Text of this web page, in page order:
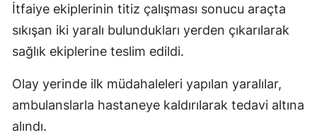
İtfaiye ekiplerinin titiz çalışması sonucu araçta
sıkışan iki yaralı bulundukları yerden çıkarılarak
sağlık ekiplerine teslim edildi.
Olay yerinde ilk müdahaleleri yapılan yaralılar,
ambulanslarla hastaneye kaldırılarak tedavi altına
alındı.